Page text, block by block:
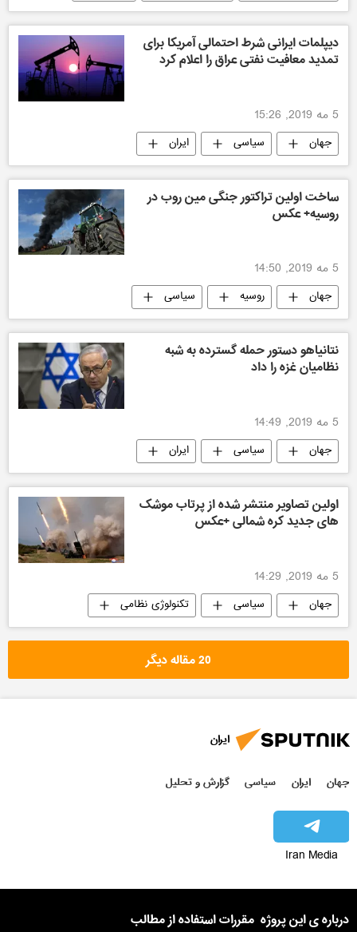
دیپلمات ایرانی شرط احتمالی آمریکا برای
تمدید معافیت نفتی عراق را اعلام کرد
5 مه 2019, 15:26
جهان سیاسی ایران
ساخت اولین تراکتور جنگی مین روب در
روسیه+ عکس
5 مه 2019, 14:50
جهان روسیه
سیاسی
تکنولوژی نظامی
نتانیاهو دستور حمله گسترده به شبه
نظامیان غزه را داد
5 مه 2019, 14:49
جهان سیاسی ایران
اولین تصاویر منتشر شده از پرتاب موشک
های جدید کره شمالی +عکس
5 مه 2019, 14:29
جهان سیاسی تکنولوژی نظامی
20 مقاله دیگر
ایران
جهان ایران سیاسی گزارش و تحلیل
Iran Media
درباره ی این پروژه مقررات استفاده از مطالب